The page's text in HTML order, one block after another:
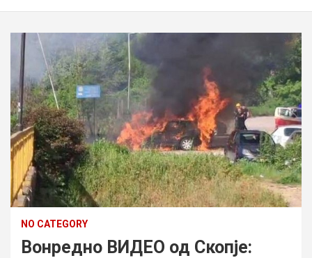
NO CATEGORY
Вонредно ВИДЕО од Скопје: